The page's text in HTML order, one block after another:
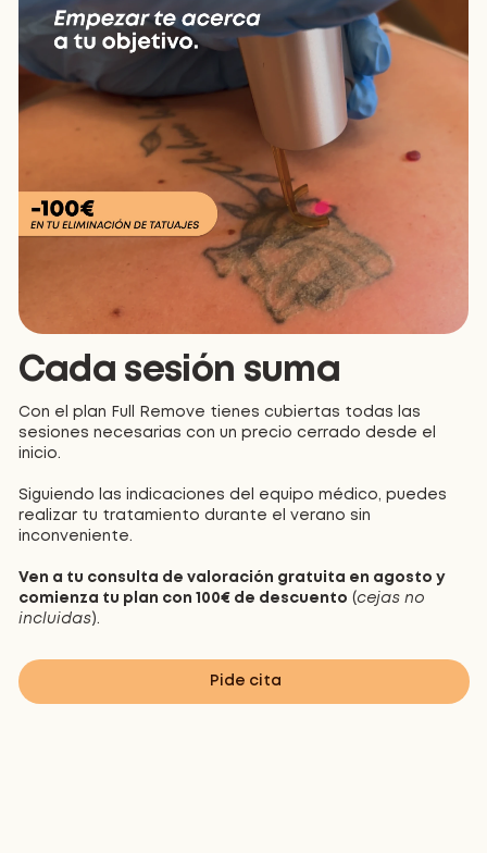
Cada sesión suma
Con el plan Full Remove tienes cubiertas todas las
sesiones necesarias con un precio cerrado desde el
inicio.
Siguiendo las indicaciones del equipo médico, puedes
realizar tu tratamiento durante el verano sin
inconveniente.
Ven a tu consulta de valoración gratuita en agosto y
comienza tu plan con 100€ de descuento (cejas no
incluidas).
Pide cita